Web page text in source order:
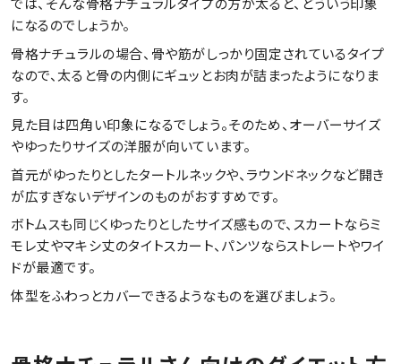
になるのでしょうか。
骨格ナチュラルの場合、骨や筋がしっかり固定されているタイプ
なので、太ると骨の内側にギュッとお肉が詰まったようになりま
す。
見た目は四角い印象になるでしょう。そのため、オーバーサイズ
やゆったりサイズの洋服が向いています。
首元がゆったりとしたタートルネックや、ラウンドネックなど開き
が広すぎないデザインのものがおすすめです。
ボトムスも同じくゆったりとしたサイズ感もので、スカートならミ
モレ丈やマキシ丈のタイトスカート、パンツならストレートやワイ
ドが最適です。
体型をふわっとカバーできるようなものを選びましょう。